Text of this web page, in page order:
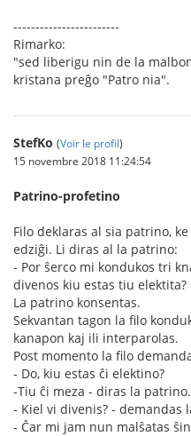
------------------------
Rimarko:
"sed liberigu nin de la
kristana preĝo "Patro nia".
StefKo (Voir le profil)
15 novembre 2018 11:24:54
Patrino-profetino
Filo deklaras al sia patrino,
edziĝi. Li diras al la patrino:
- Por ŝerco mi kondukos tri
divenos kiu estas tiu elektita?
La patrino konsentas.
Sekvantan tagon la filo
kanapon kaj ili interparolas.
Post momento la filo
- Do, kiu estas ĉi elektino?
-Tiu ĉi meza - diras la patrino.
- Kiel vi divenis? - demandas
- Ĉar mi jam nun malŝatas